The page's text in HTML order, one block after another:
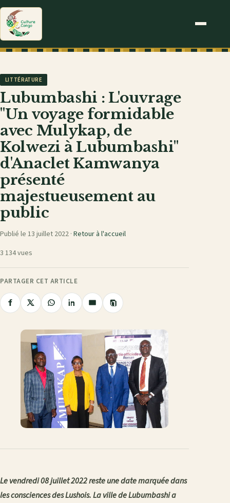
LITTÉRATURE
Lubumbashi : L'ouvrage
"Un voyage formidable
avec Mulykap, de
Kolwezi à Lubumbashi"
d'Anaclet Kamwanya
présenté
majestueusement au
public
Publié le 13 juillet 2022 · Retour à l'accueil
3 134 vues
PARTAGER CET ARTICLE
Partager
Facebook
PartagerPartager
WhatsApp
Partager
LinkedIn
Partager
e-
mail
Copier
le
Le vendredi 08 juillet 2022 reste une date marquée dans
les consciences des Lushois. La ville de Lubumbashi a